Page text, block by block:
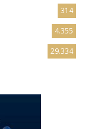
314
4.355
29.334